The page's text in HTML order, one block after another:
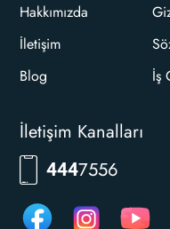
Hakkımızda
İletişim
Blog
İş
İletişim Kanalları
444RKLM